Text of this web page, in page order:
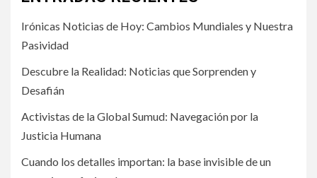
Irónicas Noticias de Hoy: Cambios Mundiales y Nuestra
Pasividad
Descubre la Realidad: Noticias que Sorprenden y
Desafián
Activistas de la Global Sumud: Navegación por la
Justicia Humana
Cuando los detalles importan: la base invisible de un